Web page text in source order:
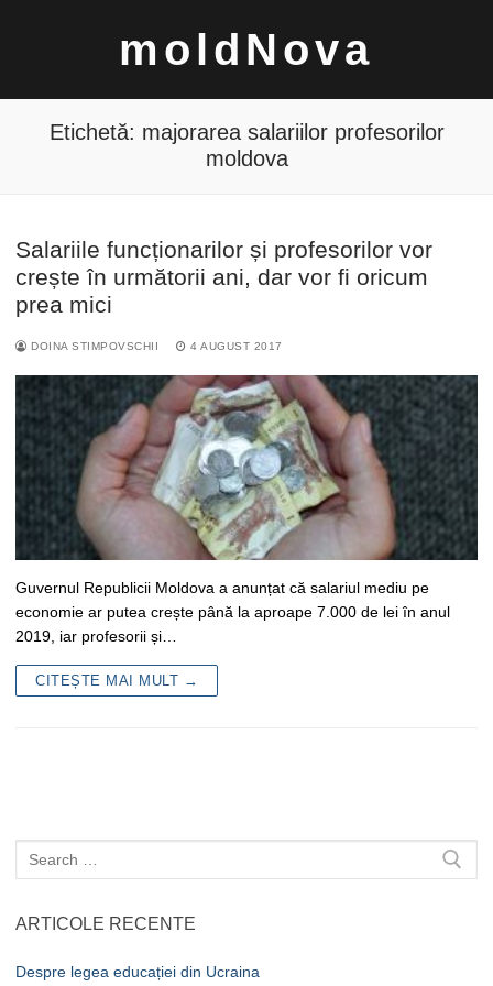
moldNova
Caută
după:
Etichetă: majorarea salariilor profesorilor
moldova
Salariile funcționarilor și profesorilor vor
crește în următorii ani, dar vor fi oricum
prea mici
DOINA STIMPOVSCHII 4 AUGUST 2017
Guvernul Republicii Moldova a anunțat că salariul mediu pe
economie ar putea crește până la aproape 7.000 de lei în anul
2019, iar profesorii și…
CITEȘTE MAI MULT →
Caută
după:
ARTICOLE RECENTE
Despre legea educației din Ucraina